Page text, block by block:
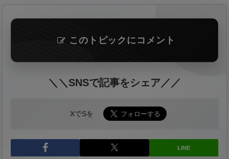
このトピックにコメント
＼＼SNSで記事をシェア／／
XでSを
LINE